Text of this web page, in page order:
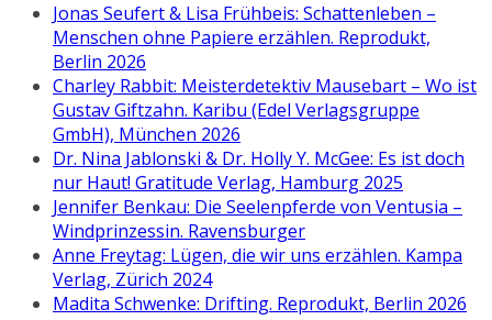
Jonas Seufert & Lisa Frühbeis: Schattenleben –
Menschen ohne Papiere erzählen. Reprodukt,
Berlin 2026
Charley Rabbit: Meisterdetektiv Mausebart – Wo ist
Gustav Giftzahn. Karibu (Edel Verlagsgruppe
GmbH), München 2026
Dr. Nina Jablonski & Dr. Holly Y. McGee: Es ist doch
nur Haut! Gratitude Verlag, Hamburg 2025
Jennifer Benkau: Die Seelenpferde von Ventusia –
Windprinzessin. Ravensburger
Anne Freytag: Lügen, die wir uns erzählen. Kampa
Verlag, Zürich 2024
Madita Schwenke: Drifting. Reprodukt, Berlin 2026